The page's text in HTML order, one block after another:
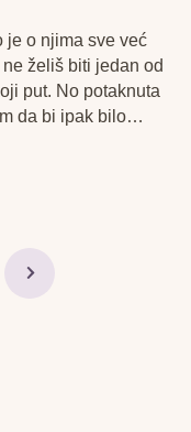
je o njima sve već
želiš biti jedan od
put. No potaknuta
da bi ipak bilo